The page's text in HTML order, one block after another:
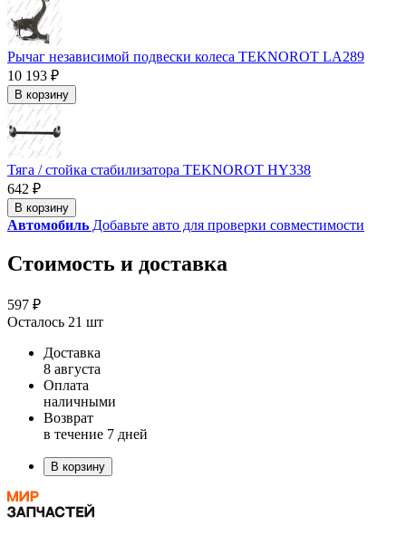
Рычаг независимой подвески колеса TEKNOROT LA289
10 193 ₽
В корзину
Тяга / стойка стабилизатора TEKNOROT HY338
642 ₽
В корзину
Автомобиль Добавьте авто для проверки совместимости
Стоимость и доставка
597 ₽
Осталось 21 шт
Доставка
8 августа
Оплата
наличными
Возврат
в течение 7 дней
В корзину